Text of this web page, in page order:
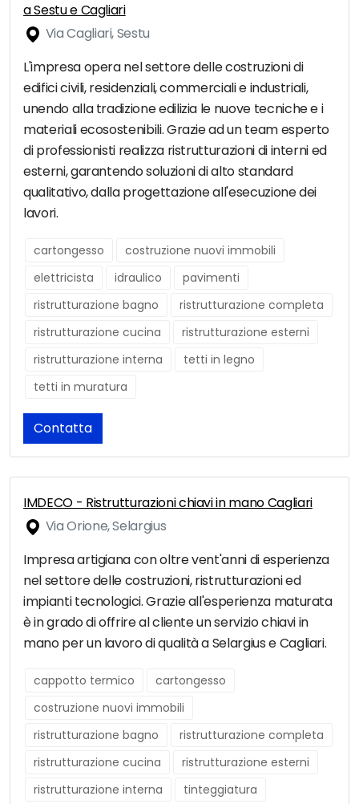
a Sestu e Cagliari
Via Cagliari, Sestu
L'impresa opera nel settore delle costruzioni di
edifici civili, residenziali, commerciali e industriali,
unendo alla tradizione edilizia le nuove tecniche e i
materiali ecosostenibili. Grazie ad un team esperto
di professionisti realizza ristrutturazioni di interni ed
esterni, garantendo soluzioni di alto standard
qualitativo, dalla progettazione all'esecuzione dei
lavori.
cartongesso
costruzione nuovi immobili
elettricista
idraulico
pavimenti
ristrutturazione bagno
ristrutturazione completa
ristrutturazione cucina
ristrutturazione esterni
ristrutturazione interna
tetti in legno
tetti in muratura
Contatta
IMDECO - Ristrutturazioni chiavi in mano Cagliari
Via Orione, Selargius
Impresa artigiana con oltre vent'anni di esperienza
nel settore delle costruzioni, ristrutturazioni ed
impianti tecnologici. Grazie all'esperienza maturata
è in grado di offrire al cliente un servizio chiavi in
mano per un lavoro di qualità a Selargius e Cagliari.
cappotto termico
cartongesso
costruzione nuovi immobili
ristrutturazione bagno
ristrutturazione completa
ristrutturazione cucina
ristrutturazione esterni
ristrutturazione interna
tinteggiatura